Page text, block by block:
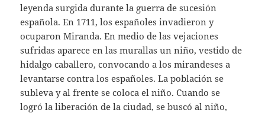
leyenda surgida durante la guerra de sucesión
española. En 1711, los españoles invadieron y
ocuparon Miranda. En medio de las vejaciones
sufridas aparece en las murallas un niño, vestido de
hidalgo caballero, convocando a los mirandeses a
levantarse contra los españoles. La población se
subleva y al frente se coloca el niño. Cuando se
logró la liberación de la ciudad, se buscó al niño,